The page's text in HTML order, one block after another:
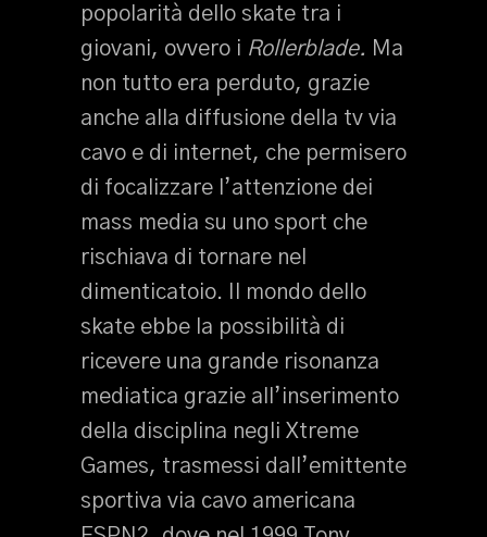
popolarità dello skate tra i
giovani, ovvero i Rollerblade. Ma
non tutto era perduto, grazie
anche alla diffusione della tv via
cavo e di internet, che permisero
di focalizzare l’attenzione dei
mass media su uno sport che
rischiava di tornare nel
dimenticatoio. Il mondo dello
skate ebbe la possibilità di
ricevere una grande risonanza
mediatica grazie all’inserimento
della disciplina negli Xtreme
Games, trasmessi dall’emittente
sportiva via cavo americana